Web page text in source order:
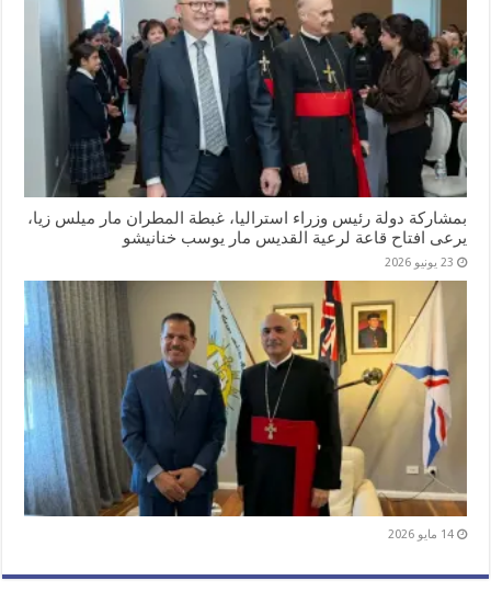
بمشاركة دولة رئيس وزراء استراليا، غبطة المطران مار ميلس زيا،
يرعى افتاح قاعة لرعية القديس مار يوسب خنانيشو
23 يونيو 2026
14 مايو 2026